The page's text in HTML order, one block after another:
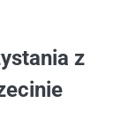
z